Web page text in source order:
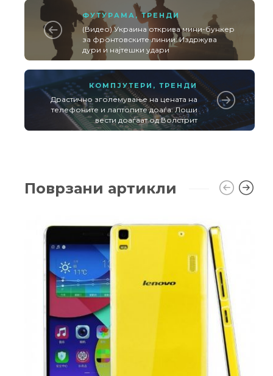
ФУТУРАМА , ТРЕНДИ
(Видео) Украина открива мини-бункер
за фронтовските линии: Издржува
дури и најтешки удари
КОМПЈУТЕРИ , ТРЕНДИ
Драстично зголемување на цената на
телефоните и лаптопите доаѓа: Лоши
вести доаѓаат од Волстрит
Поврзани артикли